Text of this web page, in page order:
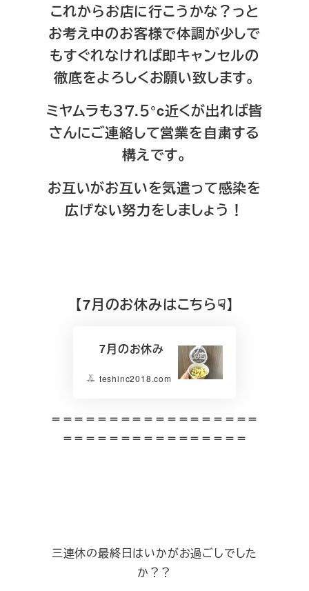
これからお店に行こうかな？っと
お考え中のお客様で体調が少しで
もすぐれなければ即キャンセルの
徹底をよろしくお願い致します。
ミヤムラも３７.５°c近くが出れば皆
さんにご連絡して営業を自粛する
構えです。
お互いがお互いを気遣って感染を
広げない努力をしましょう！
【7月のお休みはこちら☟】
7月のお休み
teshinc2018.com
＝＝＝＝＝＝＝＝＝＝＝＝＝＝＝＝＝＝
＝＝＝＝＝＝＝＝＝＝＝＝＝＝＝＝
三連休の最終日はいかがお過ごしでした
か？？